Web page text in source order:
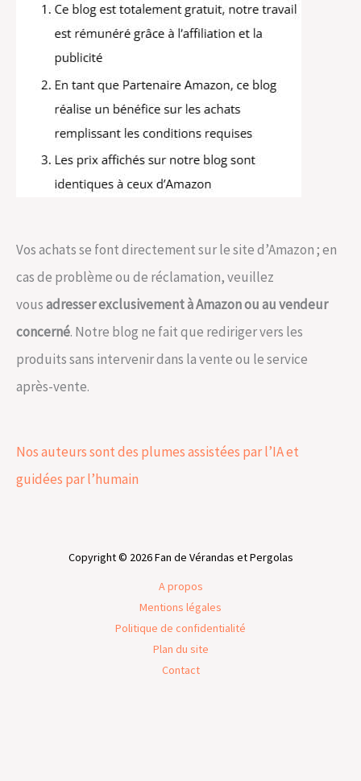
Vos achats se font directement sur le site d’Amazon ; en
cas de problème ou de réclamation, veuillez
vousadresser exclusivement à Amazon ou au vendeur
concerné. Notre blog ne fait que rediriger vers les
produits sans intervenir dans la vente ou le service
après-vente.
Nos auteurs sont des plumes assistées par l’IA et
guidées par l’humain
Copyright © 2026 Fan de Vérandas et Pergolas
A propos
Mentions légales
Politique de confidentialité
Plan du site
Contact